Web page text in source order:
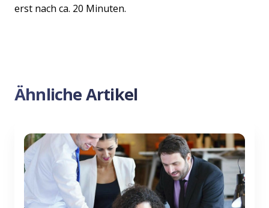
erst nach ca. 20 Minuten.
Ähnliche Artikel